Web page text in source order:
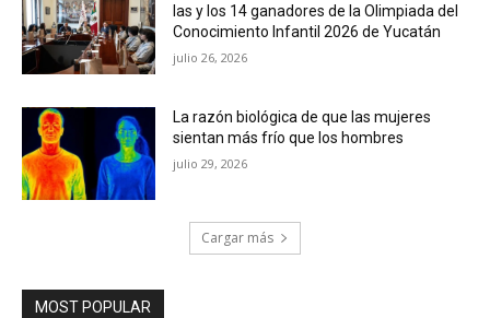
las y los 14 ganadores de la Olimpiada del
Conocimiento Infantil 2026 de Yucatán
julio 26, 2026
La razón biológica de que las mujeres
sientan más frío que los hombres
julio 29, 2026
Cargar más
MOST POPULAR